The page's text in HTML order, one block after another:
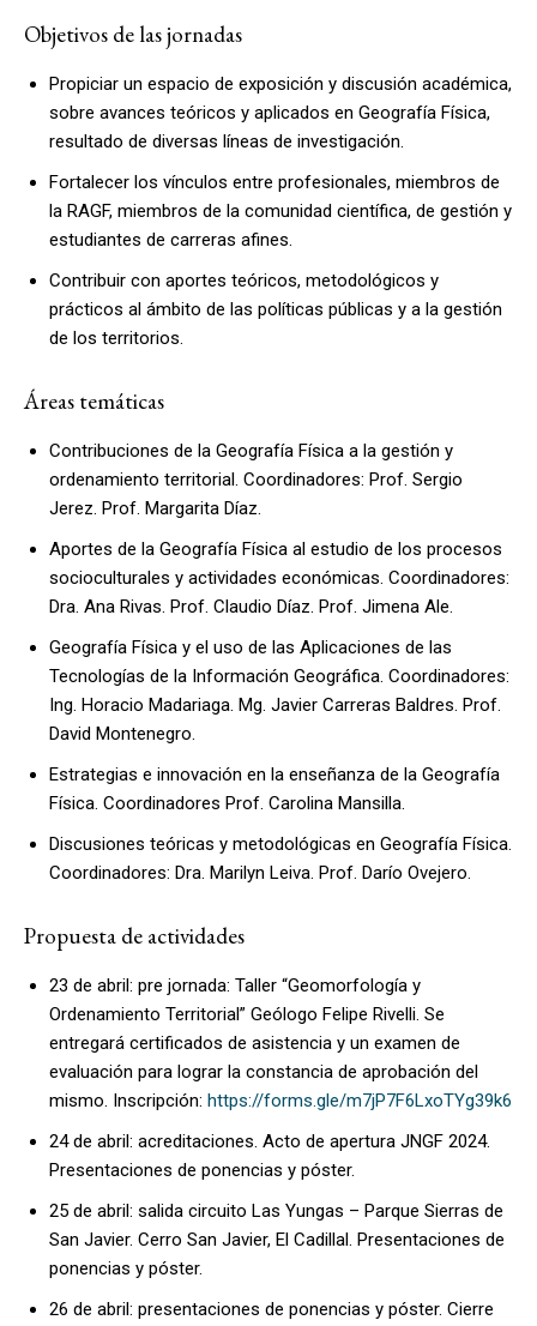
Objetivos de las jornadas
Propiciar un espacio de exposición y discusión académica,
sobre avances teóricos y aplicados en Geografía Física,
resultado de diversas líneas de investigación.
Fortalecer los vínculos entre profesionales, miembros de
la RAGF, miembros de la comunidad científica, de gestión y
estudiantes de carreras afines.
Contribuir con aportes teóricos, metodológicos y
prácticos al ámbito de las políticas públicas y a la gestión
de los territorios.
Áreas temáticas
Contribuciones de la Geografía Física a la gestión y
ordenamiento territorial. Coordinadores: Prof. Sergio
Jerez. Prof. Margarita Díaz.
Aportes de la Geografía Física al estudio de los procesos
socioculturales y actividades económicas. Coordinadores:
Dra. Ana Rivas. Prof. Claudio Díaz. Prof. Jimena Ale.
Geografía Física y el uso de las Aplicaciones de las
Tecnologías de la Información Geográfica. Coordinadores:
Ing. Horacio Madariaga. Mg. Javier Carreras Baldres. Prof.
David Montenegro.
Estrategias e innovación en la enseñanza de la Geografía
Física. Coordinadores Prof. Carolina Mansilla.
Discusiones teóricas y metodológicas en Geografía Física.
Coordinadores: Dra. Marilyn Leiva. Prof. Darío Ovejero.
Propuesta de actividades
23 de abril: pre jornada: Taller “Geomorfología y
Ordenamiento Territorial” Geólogo Felipe Rivelli. Se
entregará certificados de asistencia y un examen de
evaluación para lograr la constancia de aprobación del
mismo. Inscripción: https://forms.gle/m7jP7F6LxoTYg39k6
24 de abril: acreditaciones. Acto de apertura JNGF 2024.
Presentaciones de ponencias y póster.
25 de abril: salida circuito Las Yungas – Parque Sierras de
San Javier. Cerro San Javier, El Cadillal. Presentaciones de
ponencias y póster.
26 de abril: presentaciones de ponencias y póster. Cierre